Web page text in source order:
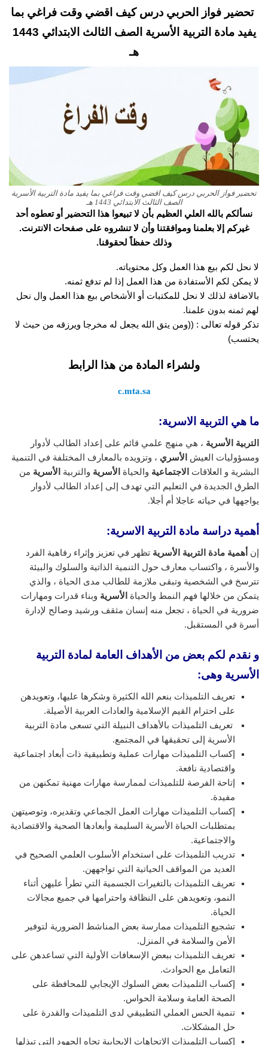
تحضير فواز الحربي درس كيف اقضي وقت فراغي بما
يفيد مادة التربية الأسرية الصف الثالث الابتدائي 1443
هـ
تحضير فواز الحربي درس كيف اقضي وقت فراغي بما يفيد مادة التربية الأسرية
الصف الثالث الابتدائي 1443 هـ
نسألكم بالله العلي العظيم بأن لا تبيعوا هذا التحضير أو تعطوه أحد
غيركم إلا بعلمنا وموافقتنا وأن لا تنشروه على صفحات الانترنت.
وذلك حفظاً لحقوقنا.
لا نحل لكم بيع هذا العمل وكل محتوياته.
لا يمكن لكم الأستفادة من هذا العمل إذا لم تدفع ثمنه.
بالاضافة لذلك لا نحل للمكتبات أو الأشخاص بيع هذا العمل وال نحل
لهم ثمنه بدون علمنا.
تذكر قوله تعالى : ((ومن يتق الله يجعل له مخرجا ويرزقه من حيث لا
يحتسب)
ولشراء المادة من هذا الرابط
c.mta.sa
ما هي التربية الاسرية:
التربية الأسرية ، هي منهج علمي قائم على إعداد الطالب لأدوار
ومسؤوليات العيش
الأسري ، وتزويده بالمعارف المختلفة في التنمية
البشرية و العلاقات
الاجتماعية والحياة الأسرية والتربية الأسرية من
الطرق الجديدة في التعليم التي تهدف إلى إعداد الطالب لأدوار
يواجهها في حياته عاجلا أم أجلا.
أهمية دراسة مادة التربية الاسرية:
إن أهمية مادة التربية الأسرية تظهر في تعزيز وإثراء رفاهية الفرد
والأسرة ، واكتساب معارف حول التنمية الذاتية والسلوك والبيئة
تترسخ في الشخصية وتبقى ملازمة للطالب مدى الحياة ، والذي
يتمكن من خلالها فهم النمط والحياة الأسرية وبناء قدرات ومهارات
ضرورية في الحياة ، تجعل منه إنسان مثقف ورشيد وصالح لإدارة
أسرة في المستقبل.
و نقدم لكم بعض من الأهداف العامة لمادة التربية
الأسرية وهى:
تعريف التلميذات بنعم الله الكثيرة وشكرها عليها، وتعويدهن
على احترام القيم الإسلامية والعادات العربية الأصيلة.
تعريف التلميذات بالأهداف النبيلة التي تسعى مادة التربية
الأسرية إلى تحقيقها في المجتمع.
إكساب التلميذات مهارات عملية وتطبيقية ذات أبعاد اجتماعية
واقتصادية نافعة.
إتاحة الفرصة للتلميذات لممارسة مهارات مهنية تمكنهن من
مفيدة.
إكساب التلميذات مهارات العمل الجماعي وتقديره، وتوصيتهن
بمتطلبات الحياة الأسرية السليمة وأبعادها الصحية والاقتصادية
والاجتماعية.
تدريب التلميذات على استخدام الأسلوب العلمي الصحيح في
العديد من المواقف الحياتية التي تواجههن.
تعريف التلميذات بالتغيرات الجسمية التي تطرأ عليهن أثناء
النمو، وتعويدهن على النظافة واحترامها في جميع مجالات
الحياة.
تشجيع التلميذات ممارسة بعض المناشط الضرورية لتوفير
الأمن والسلامة في المنزل.
تعريف التلميذات ببعض الإسعافات الأولية التي تساعدهن على
التعامل مع الحوادث.
إكساب التلميذات بعض السلوك الإيجابي للمحافظة على
الصحة العامة وسلامة الحواس.
تنمية الحس العملي التطبيقي لدى التلميذات والقدرة على
حل المشكلات.
إكساب التلميذات الاتجاهات الإيجابية تجاه الجهود التي تبذلها